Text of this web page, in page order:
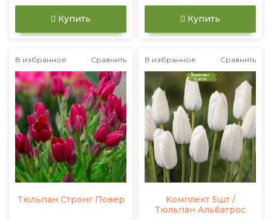
Купить Купить
В избранное Сравнить
Тюльпан Стронг Повер
В избранное Сравнить
Комплект 5шт /
Тюльпан Альбатрос